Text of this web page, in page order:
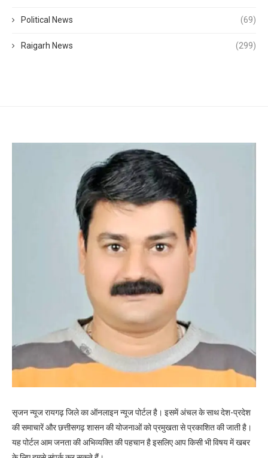
Political News (69)
Raigarh News (299)
सृजन न्यूज रायगढ़ जिले का ऑनलाइन न्यूज पोर्टल है। इसमें अंचल के साथ देश-प्रदेश
की समाचारें और छत्तीसगढ़ शासन की योजनाओं को प्रमुखता से प्रकाशित की जाती है।
यह पोर्टल आम जनता की अभिव्यक्ति की पहचान है इसलिए आप किसी भी विषय में खबर